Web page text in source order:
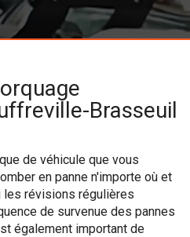
Brasseuil
de véhicule que vous
en panne n'importe où et
les révisions régulières
de survenue des pannes
également important de